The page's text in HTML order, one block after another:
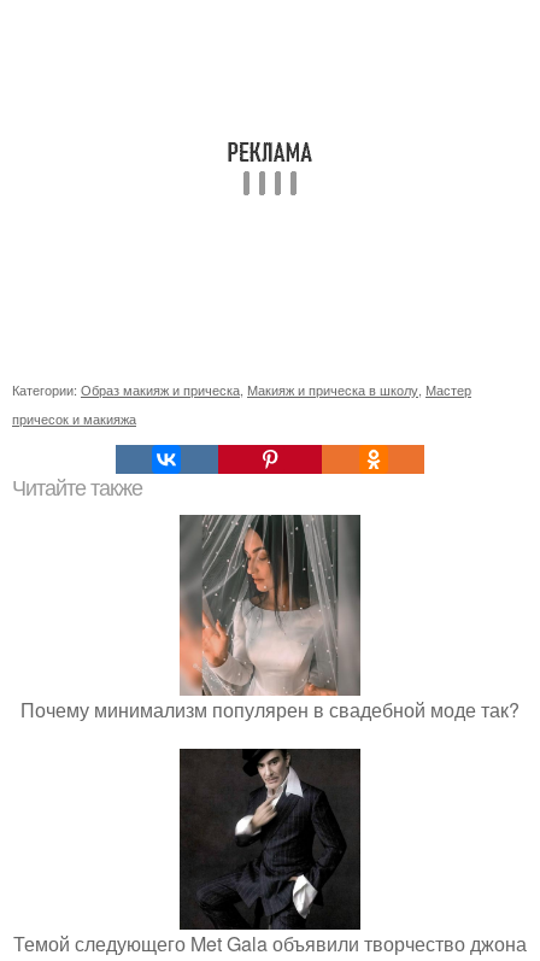
Категории: Образ макияж и прическа Макияж и прическа в школу Мастер
причесок и макияжа
Читайте также
Почему минимализм популярен в свадебной моде так?
Темой следующего Met Gala объявили творчество джона